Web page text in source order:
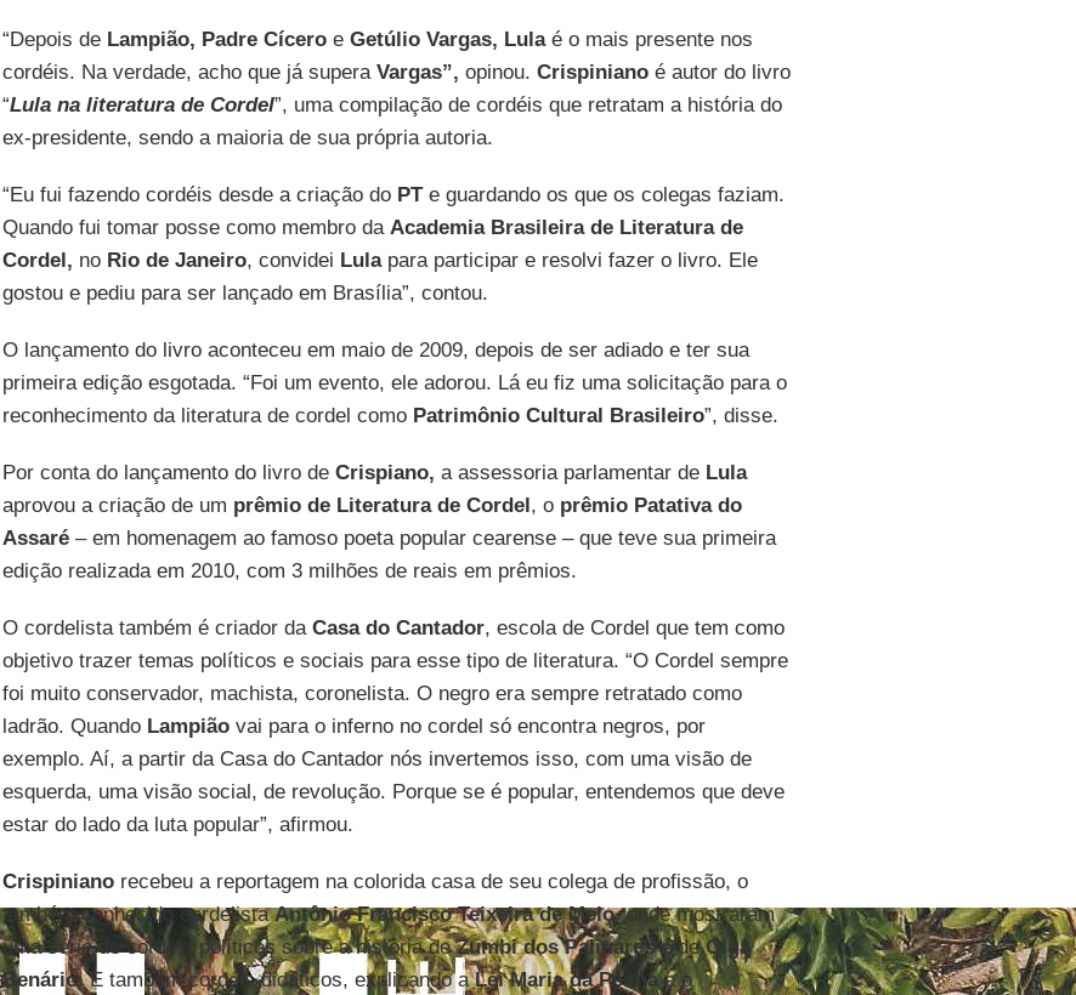
“Depois de Lampião, Padre Cíceroe Getúlio Vargas, Lulaé o mais presente nos
cordéis. Na verdade, acho que já supera Vargas”, opinou. Crispinianoé autor do livro
“Lula na literatura de Cordel”, uma compilação de cordéis que retratam a história do
ex-presidente, sendo a maioria de sua própria autoria.
“Eu fui fazendo cordéis desde a criação do PTe guardando os que os colegas faziam.
Quando fui tomar posse como membro da Academia Brasileira de Literatura de
Cordel, no Rio de Janeiro, convidei Lulapara participar e resolvi fazer o livro. Ele
gostou e pediu para ser lançado em Brasília”, contou.
O lançamento do livro aconteceu em maio de 2009, depois de ser adiado e ter sua
primeira edição esgotada. “Foi um evento, ele adorou. Lá eu fiz uma solicitação para o
reconhecimento da literatura de cordel como Patrimônio Cultural Brasileiro”, disse.
Por conta do lançamento do livro de Crispiano, a assessoria parlamentar de Lula
aprovou a criação de um prêmio de Literatura de Cordel, o prêmio Patativa do
Assaré– em homenagem ao famoso poeta popular cearense – que teve sua primeira
edição realizada em 2010, com 3 milhões de reais em prêmios.
O cordelista também é criador daCasa do Cantador, escola de Cordel que tem como
objetivo trazer temas políticos e sociais para esse tipo de literatura. “O Cordel sempre
foi muito conservador, machista, coronelista. O negro era sempre retratado como
ladrão. Quando Lampiãovai para o inferno no cordel só encontra negros, por
exemplo. Aí, a partir da Casa do Cantador nós invertemos isso, com uma visão de
esquerda, uma visão social, de revolução. Porque se é popular, entendemos que deve
estar do lado da luta popular”, afirmou.
Crispinianorecebeu a reportagem na colorida casa de seu colega de profissão, o
também conhecido cordelistaAntônio Francisco Teixeira de Melo, onde mostraram
uma série de cordéis políticos sobre a história deZumbi dos Palmarese deOlga
Benário. E também cordéis didáticos, explicando aLei Maria da Penhae o